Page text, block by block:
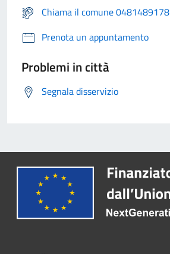
Chiama il comune 0481489178
Prenota un appuntamento
Problemi in città
Segnala disservizio